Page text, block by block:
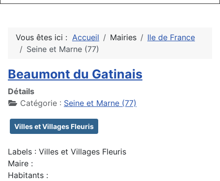
Vous êtes ici : Accueil Mairies
Ile de France
Seine et Marne (77)
Beaumont du Gatinais
Détails
Catégorie : Seine et Marne (77)
Villes et Villages Fleuris
Labels : Villes et Villages Fleuris
Maire :
Habitants :